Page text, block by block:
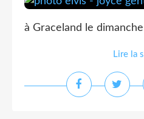
à Graceland le
Lire la